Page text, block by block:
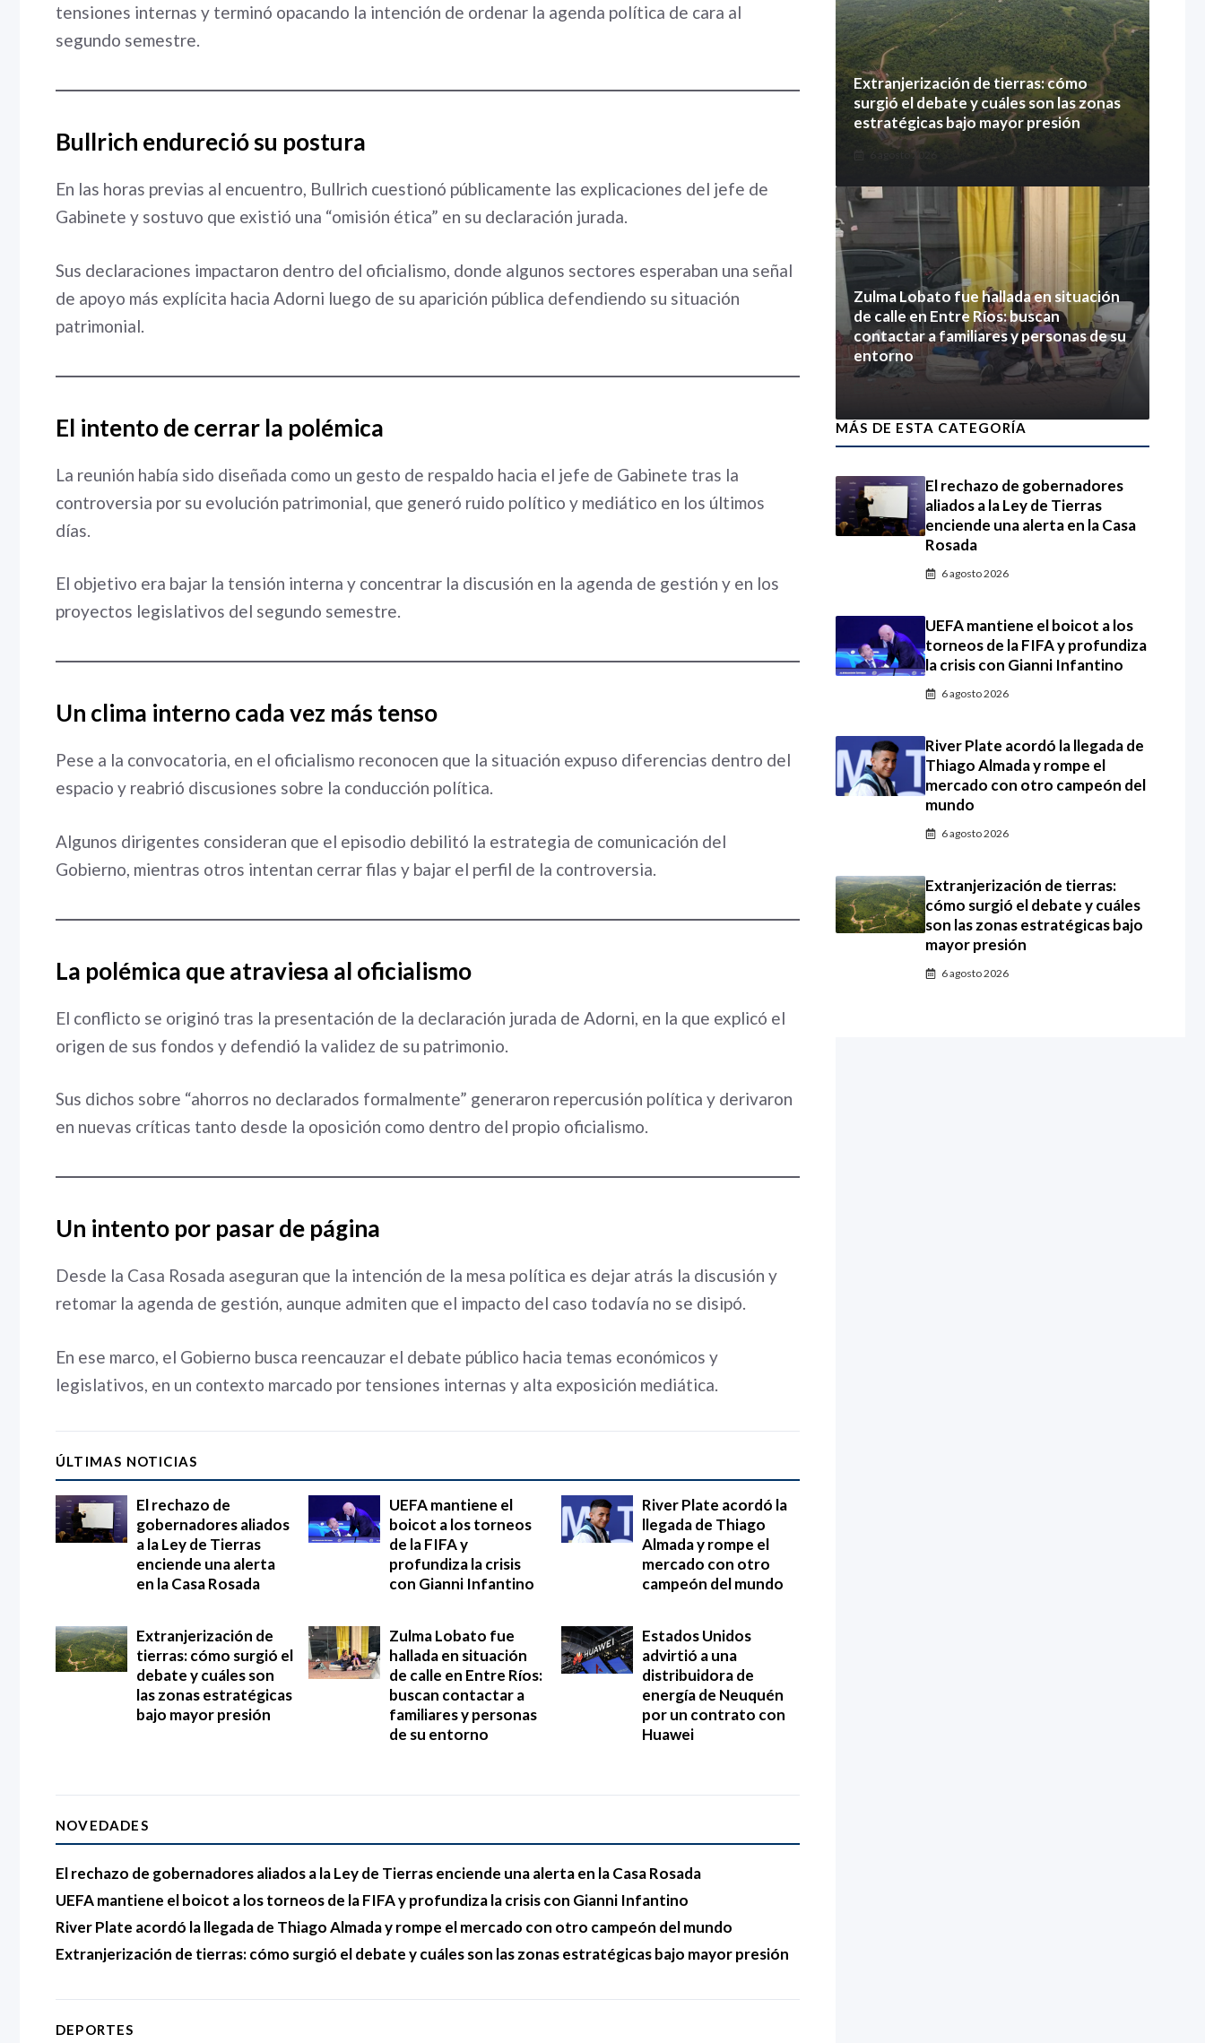
tensiones internas y terminó opacando la intención de ordenar la agenda política de cara al
segundo semestre.
Bullrich endureció su postura
En las horas previas al encuentro, Bullrich cuestionó públicamente las explicaciones del jefe de
Gabinete y sostuvo que existió una “omisión ética” en su declaración jurada.
Sus declaraciones impactaron dentro del oficialismo, donde algunos sectores esperaban una señal
de apoyo más explícita hacia Adorni luego de su aparición pública defendiendo su situación
patrimonial.
El intento de cerrar la polémica
La reunión había sido diseñada como un gesto de respaldo hacia el jefe de Gabinete tras la
controversia por su evolución patrimonial, que generó ruido político y mediático en los últimos
días.
El objetivo era bajar la tensión interna y concentrar la discusión en la agenda de gestión y en los
proyectos legislativos del segundo semestre.
Un clima interno cada vez más tenso
Pese a la convocatoria, en el oficialismo reconocen que la situación expuso diferencias dentro del
espacio y reabrió discusiones sobre la conducción política.
Algunos dirigentes consideran que el episodio debilitó la estrategia de comunicación del
Gobierno, mientras otros intentan cerrar filas y bajar el perfil de la controversia.
La polémica que atraviesa al oficialismo
El conflicto se originó tras la presentación de la declaración jurada de Adorni, en la que explicó el
origen de sus fondos y defendió la validez de su patrimonio.
Sus dichos sobre “ahorros no declarados formalmente” generaron repercusión política y derivaron
en nuevas críticas tanto desde la oposición como dentro del propio oficialismo.
Un intento por pasar de página
Desde la Casa Rosada aseguran que la intención de la mesa política es dejar atrás la discusión y
retomar la agenda de gestión, aunque admiten que el impacto del caso todavía no se disipó.
En ese marco, el Gobierno busca reencauzar el debate público hacia temas económicos y
legislativos, en un contexto marcado por tensiones internas y alta exposición mediática.
ÚLTIMAS NOTICIAS
El rechazo de
gobernadores aliados
a la Ley de Tierras
enciende una alerta
en la Casa Rosada
UEFA mantiene el
boicot a los torneos
de la FIFA y
profundiza la crisis
con Gianni Infantino
River Plate acordó la
llegada de Thiago
Almada y rompe el
mercado con otro
campeón del mundo
Extranjerización de
tierras: cómo surgió el
debate y cuáles son
las zonas estratégicas
bajo mayor presión
Zulma Lobato fue
hallada en situación
de calle en Entre Ríos:
buscan contactar a
familiares y personas
de su entorno
Estados Unidos
advirtió a una
distribuidora de
energía de Neuquén
por un contrato con
Huawei
NOVEDADES
El rechazo de gobernadores aliados a la Ley de Tierras enciende una alerta en la Casa Rosada
UEFA mantiene el boicot a los torneos de la FIFA y profundiza la crisis con Gianni Infantino
River Plate acordó la llegada de Thiago Almada y rompe el mercado con otro campeón del mundo
Extranjerización de tierras: cómo surgió el debate y cuáles son las zonas estratégicas bajo mayor presión
DEPORTES
Extranjerización de tierras: cómo
surgió el debate y cuáles son las zonas
estratégicas bajo mayor presión
6 agosto 2026
Zulma Lobato fue hallada en situación
de calle en Entre Ríos: buscan
contactar a familiares y personas de su
entorno
6 agosto 2026
MÁS DE ESTA CATEGORÍA
El rechazo de gobernadores
aliados a la Ley de Tierras
enciende una alerta en la Casa
Rosada
6 agosto 2026
UEFA mantiene el boicot a los
torneos de la FIFA y profundiza
la crisis con Gianni Infantino
6 agosto 2026
River Plate acordó la llegada de
Thiago Almada y rompe el
mercado con otro campeón del
mundo
6 agosto 2026
Extranjerización de tierras:
cómo surgió el debate y cuáles
son las zonas estratégicas bajo
mayor presión
6 agosto 2026